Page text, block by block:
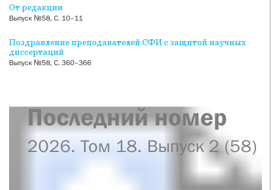
От редакции
Выпуск №58, С. 10–11
Поздравление преподавателей СФИ с защитой научных
диссертаций
Выпуск №58, С. 360–366
Последний номер
2026. Том 18. Выпуск 2 (58)